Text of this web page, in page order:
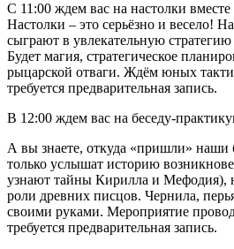
С 11:00 ждем вас на настолки
Настолки – это серьёзно и весело!
сыграют в увлекательную
Будет магия, стратегическое
рыцарской отваги. Ждём юных
требуется предварительная запись.
В 12:00 ждем вас на беседу-
А вы знаете, откуда «пришли» наши
только услышат историю
узнают тайны Кирилла и Мефодия),
роли древних писцов. Чернила,
своими руками. Мероприятие
требуется предварительная запись.